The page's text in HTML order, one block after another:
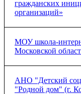
гражданских
организаций»
Ознакомиться с
МОУ школа-
Московской
АНО "Детский
"Родной дом" (г.